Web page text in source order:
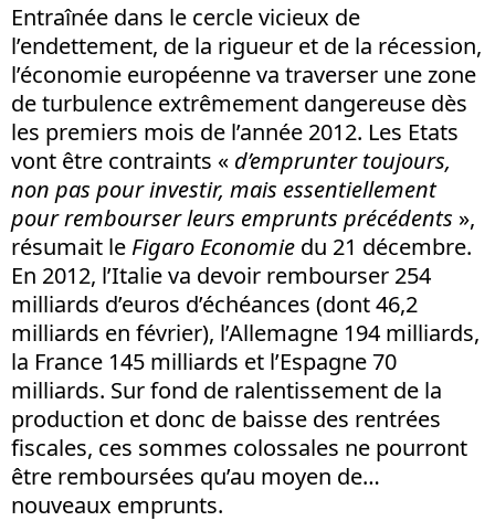
Entraînée dans le cercle vicieux de
l’endettement, de la rigueur et de la récession,
l’économie européenne va traverser une zone
de turbulence extrêmement dangereuse dès
les premiers mois de l’année 2012. Les Etats
vont être contraints « d’emprunter toujours,
non pas pour investir, mais essentiellement
pour rembourser leurs emprunts précédents »,
résumait le Figaro Economie du 21 décembre.
En 2012, l’Italie va devoir rembourser 254
milliards d’euros d’échéances (dont 46,2
milliards en février), l’Allemagne 194 milliards,
la France 145 milliards et l’Espagne 70
milliards. Sur fond de ralentissement de la
production et donc de baisse des rentrées
fiscales, ces sommes colossales ne pourront
être remboursées qu’au moyen de…
nouveaux emprunts.